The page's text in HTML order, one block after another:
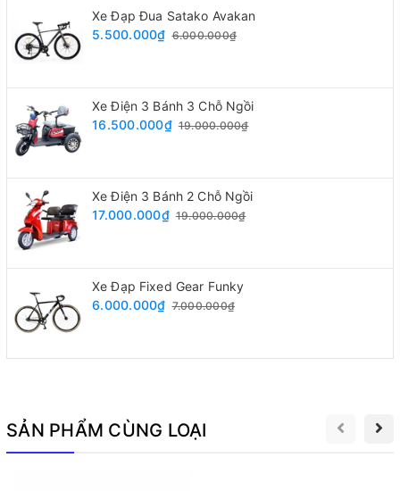
3 bánh, đặc biệt phù hợp với người gặp khó khăn trong
việc di chuyển như người cao tuổi, người khuyết tật,... Ghế
đến sự thoải mái tối đa trong suốt hành trình, giúp người
sử dụng không bị mỏi khi di chuyển lâu dài.
Xe Đạp Đua Satako Avakan
5.500.000₫ 6.000.000₫
Xe Điện 3 Bánh 3 Chỗ Ngồi
16.500.000₫ 19.000.000₫
Xe Điện 3 Bánh 2 Chỗ Ngồi
17.000.000₫ 19.000.000₫
Xe Đạp Fixed Gear Funky
6.000.000₫ 7.000.000₫
SẢN PHẨM CÙNG LOẠI